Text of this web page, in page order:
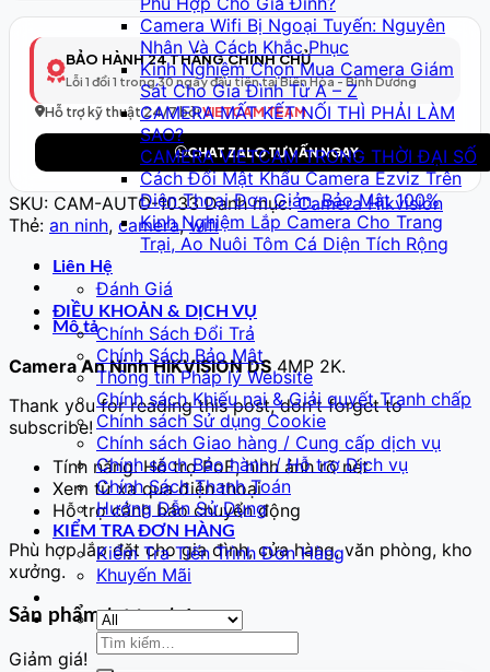
Camera Wifi Bị Ngoại Tuyến: Nguyên
Nhân Và Cách Khắc Phục
Kinh Nghiệm Chọn Mua Camera Giám
Sát Cho Gia Đình Từ A – Z
CAMERA MẤT KẾT NỐI THÌ PHẢI LÀM
SAO?
CAMERA VIETCAM TRONG THỜI ĐẠI SỐ
Cách Đổi Mật Khẩu Camera Ezviz Trên
Điện Thoại Đơn Giản, Bảo Mật 100%
Kinh Nghiệm Lắp Camera Cho Trang
Trại, Ao Nuôi Tôm Cá Diện Tích Rộng
Liên Hệ
Đánh Giá
ĐIỀU KHOẢN & DỊCH VỤ
Chính Sách Đổi Trả
Chính Sách Bảo Mật
Thông tin Pháp lý Website
Chính sách Khiếu nại & Giải quyết Tranh chấp
Chính sách Sử dụng Cookie
Chính sách Giao hàng / Cung cấp dịch vụ
Chính sách Bảo hành / Hỗ trợ Dịch vụ
Chính Sách Thanh Toán
Hướng Dẫn Sử Dụng
KIỂM TRA ĐƠN HÀNG
Kiểm Tra Tiến Trình Đơn Hàng
Khuyến Mãi
Tìm
Thông
Model
34
–
Full
HD
số
BẢO HÀNH 24 THÁNG CHÍNH CHỦ
Lỗi 1 đổi 1 trong 30 ngày đầu tiên tại Biên Hòa - Bình Dương
Hỗ trợ kỹ thuật 24/7 bởiVIETCAM TEAM
CHAT ZALO TƯ VẤN NGAY
SKU: CAM-AUTO-1033 Danh mục:Camera Hikvision
Thẻ: an ninh, camera,wifi
Mô tả
Camera An Ninh HIKVISION DS4MP 2K.
Thank you for reading this post, don't forget to
subscribe!
Tính năng: Hỗ trợ PoE, hình ảnh rõ nét
Xem từ xa qua điện thoại
Hỗ trợ cảnh báo chuyển động
Phù hợp lắp đặt cho gia đình, cửa hàng, văn phòng, kho
xưởng.
Sản phẩm tương tự
Giảm giá!